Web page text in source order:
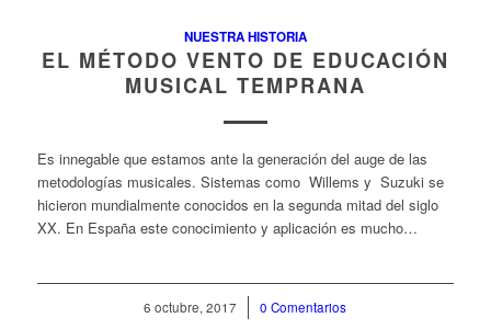
NUESTRA HISTORIA
EL MÉTODO VENTO DE EDUCACIÓN
MUSICAL TEMPRANA
Es innegable que estamos ante la generación del auge de las
metodologías musicales. Sistemas como Willems y Suzuki se
hicieron mundialmente conocidos en la segunda mitad del siglo
XX. En España este conocimiento y aplicación es mucho…
6 octubre, 2017
/ 0 Comentarios